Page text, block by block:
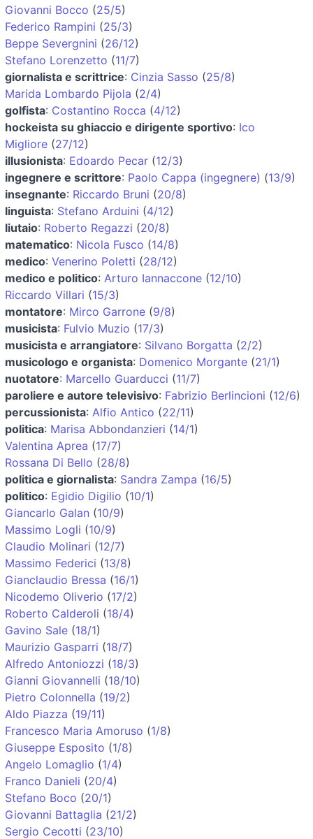
Giovanni Bocco (25/5)
Federico Rampini (25/3)
Beppe Severgnini (26/12)
Stefano Lorenzetto (11/7)
giornalista e scrittrice: Cinzia Sasso (25/8)
Marida Lombardo Pijola (2/4)
golfista: Costantino Rocca (4/12)
hockeista su ghiaccio e dirigente sportivo: Ico
Migliore (27/12)
illusionista: Edoardo Pecar (12/3)
ingegnere e scrittore: Paolo Cappa (ingegnere) (13/9)
insegnante: Riccardo Bruni (20/8)
linguista: Stefano Arduini (4/12)
liutaio: Roberto Regazzi (20/8)
matematico: Nicola Fusco (14/8)
medico: Venerino Poletti (28/12)
medico e politico: Arturo Iannaccone (12/10)
Riccardo Villari (15/3)
montatore: Mirco Garrone (9/8)
musicista: Fulvio Muzio (17/3)
musicista e arrangiatore: Silvano Borgatta (2/2)
musicologo e organista: Domenico Morgante (21/1)
nuotatore: Marcello Guarducci (11/7)
paroliere e autore televisivo: Fabrizio Berlincioni (12/6)
percussionista: Alfio Antico (22/11)
politica: Marisa Abbondanzieri (14/1)
Valentina Aprea (17/7)
Rossana Di Bello (28/8)
politica e giornalista: Sandra Zampa (16/5)
politico: Egidio Digilio (10/1)
Giancarlo Galan (10/9)
Massimo Logli (10/9)
Claudio Molinari (12/7)
Massimo Federici (13/8)
Gianclaudio Bressa (16/1)
Nicodemo Oliverio (17/2)
Roberto Calderoli (18/4)
Gavino Sale (18/1)
Maurizio Gasparri (18/7)
Alfredo Antoniozzi (18/3)
Gianni Giovannelli (18/10)
Pietro Colonnella (19/2)
Aldo Piazza (19/11)
Francesco Maria Amoruso (1/8)
Giuseppe Esposito (1/8)
Angelo Lomaglio (1/4)
Franco Danieli (20/4)
Stefano Boco (20/1)
Giovanni Battaglia (21/2)
Sergio Cecotti (23/10)